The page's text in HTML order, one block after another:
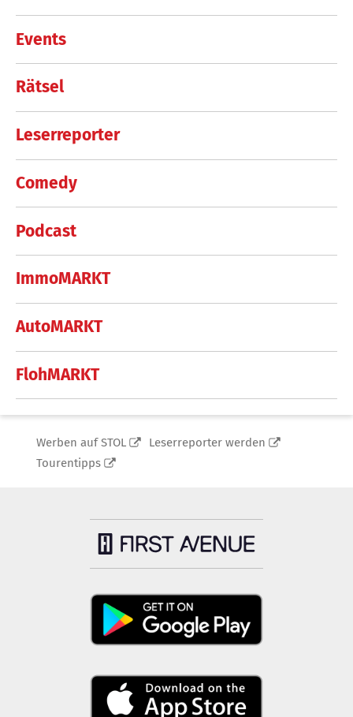
Events
Rätsel
Leserreporter
Comedy
Podcast
ImmoMARKT
AutoMARKT
FlohMARKT
Werben auf STOL
Leserreporter werden
Tourentipps